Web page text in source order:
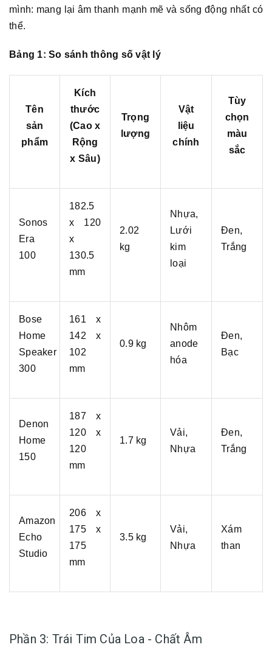
mình: mang lại âm thanh mạnh mẽ và sống động nhất có
thể.
Bảng 1: So sánh thông số vật lý
Tên
sản
phẩm
Kích
thước
(Cao x
Rộng
x Sâu)
Trọng
lượng
Vật
liệu
chính
Tùy
chọn
màu
sắc
Sonos
Era
100
182.5
x 120
x
130.5
mm
2.02
kg
Nhựa,
Lưới
kim
loại
Đen,
Trắng
Bose
Home
Speaker
300
161 x
142 x
102
mm
0.9 kg
Nhôm
anode
hóa
Đen,
Bạc
Denon
Home
150
187 x
120 x
120
mm
1.7 kg
Vải,
Nhựa
Đen,
Trắng
Amazon
Echo
Studio
206 x
175 x
175
mm
3.5 kg
Vải,
Nhựa
Xám
than
Phần 3: Trái Tim Của Loa - Chất Âm